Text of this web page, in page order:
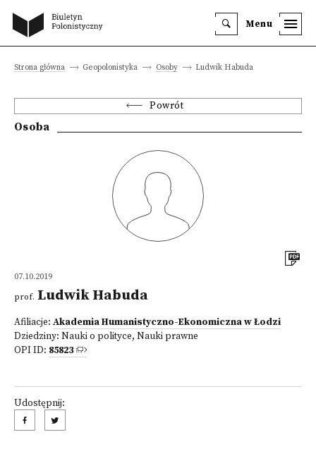
Menu
Strona główna Geopolonistyka Osoby Ludwik Habuda
Powrót
Osoba
07.10.2019
prof. Ludwik Habuda
Afiliacje: Akademia Humanistyczno-Ekonomiczna w Łodzi
Dziedziny: Nauki o polityce, Nauki prawne
OPI ID: 85823
Udostępnij: